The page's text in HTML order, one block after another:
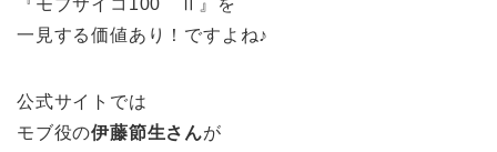
一見する価値あり！ですよね♪
公式サイトでは
モブ役の伊藤節生さんが